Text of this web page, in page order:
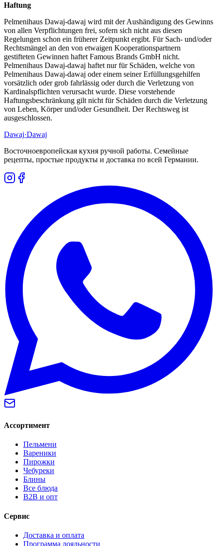
Haftung
Pelmenihaus Dawaj-dawaj wird mit der Aushändigung des Gewinns
von allen Verpflichtungen frei, sofern sich nicht aus diesen
Regelungen schon ein früherer Zeitpunkt ergibt. Für Sach- und/oder
Rechtsmängel an den von etwaigen Kooperationspartnern
gestifteten Gewinnen haftet Famous Brands GmbH nicht.
Pelmenihaus Dawaj-dawaj haftet nur für Schäden, welche von
Pelmenihaus Dawaj-dawaj oder einem seiner Erfüllungsgehilfen
vorsätzlich oder grob fahrlässig oder durch die Verletzung von
Kardinalspflichten verursacht wurde. Diese vorstehende
Haftungsbeschränkung gilt nicht für Schäden durch die Verletzung
von Leben, Körper und/oder Gesundheit. Der Rechtsweg ist
ausgeschlossen.
Dawaj·Dawaj
Восточноевропейская кухня ручной работы. Семейные
рецепты, простые продукты и доставка по всей Германии.
Ассортимент
Пельмени
Вареники
Пирожки
Чебуреки
Блины
Все блюда
B2B и опт
Сервис
Доставка и оплата
Программа лояльности